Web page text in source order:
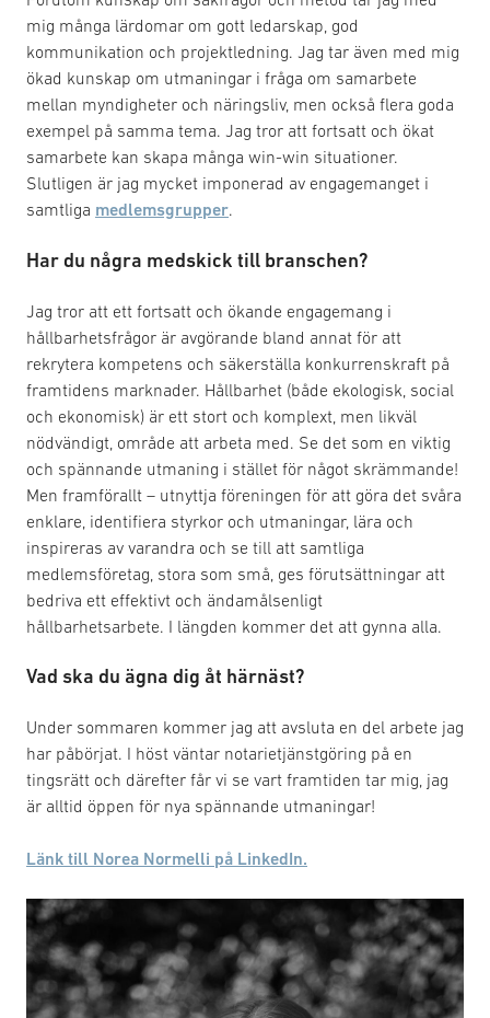
mig många lärdomar om gott ledarskap, god
kommunikation och projektledning. Jag tar även med mig
ökad kunskap om utmaningar i fråga om samarbete
mellan myndigheter och näringsliv, men också flera goda
exempel på samma tema. Jag tror att fortsatt och ökat
samarbete kan skapa många win-win situationer.
Slutligen är jag mycket imponerad av engagemanget i
samtliga medlemsgrupper.
Har du några medskick till branschen?
Jag tror att ett fortsatt och ökande engagemang i
hållbarhetsfrågor är avgörande bland annat för att
rekrytera kompetens och säkerställa konkurrenskraft på
framtidens marknader. Hållbarhet (både ekologisk, social
och ekonomisk) är ett stort och komplext, men likväl
nödvändigt, område att arbeta med. Se det som en viktig
och spännande utmaning i stället för något skrämmande!
Men framförallt – utnyttja föreningen för att göra det svåra
enklare, identifiera styrkor och utmaningar, lära och
inspireras av varandra och se till att samtliga
medlemsföretag, stora som små, ges förutsättningar att
bedriva ett effektivt och ändamålsenligt
hållbarhetsarbete. I längden kommer det att gynna alla.
Vad ska du ägna dig åt härnäst?
Under sommaren kommer jag att avsluta en del arbete jag
har påbörjat. I höst väntar notarietjänstgöring på en
tingsrätt och därefter får vi se vart framtiden tar mig, jag
är alltid öppen för nya spännande utmaningar!
Länk till Norea Normelli på LinkedIn.